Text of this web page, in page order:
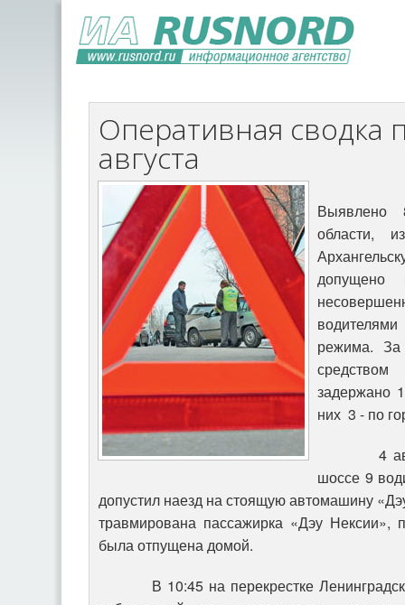
Оперативная сводка
августа
области,
режима. За
задержано
них 3 - по
4
шоссе 9
допустил наезд на стоящую автомашину
травмирована пассажирка «Дэу Нексии»,
была отпущена домой.
В 10:45 на перекрестке